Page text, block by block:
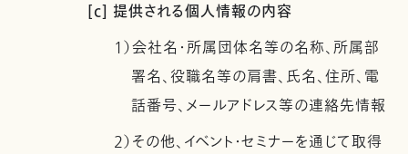
[c] 提供される個人情報の内容
1）会社名・所属団体名等の名称、所属部
署名、役職名等の肩書、氏名、住所、電
話番号、メールアドレス等の連絡先情報
2）その他、イベント・セミナーを通じて取得